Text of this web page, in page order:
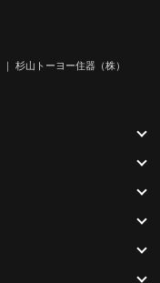
杉山トーヨー住器（株）